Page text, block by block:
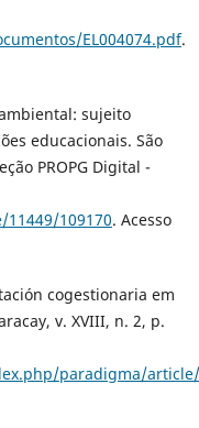
EL004074.pdf.
ambiental: sujeito
educacionais. São
PROPG Digital -
109170. Acesso
cogestionaria em
v. XVIII, n. 2, p.
paradigma/